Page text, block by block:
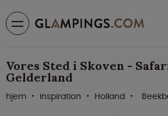
Vores Sted i Skoven -
Gelderland
hjem inspiration Holland